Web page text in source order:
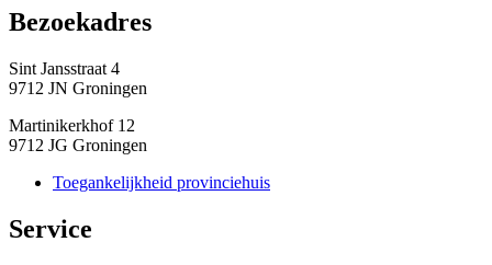
Bezoekadres
Sint Jansstraat 4
9712 JN Groningen
Martinikerkhof 12
9712 JG Groningen
Toegankelijkheid provinciehuis
Service